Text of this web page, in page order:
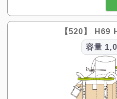
【520】 H69
容量